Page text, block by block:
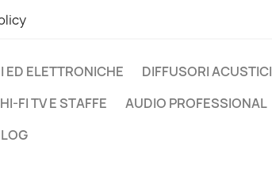
ED ELETTRONICHE DIFFUSORI ACUSTICI
FI TV E STAFFE
AUDIO PROFESSIONAL